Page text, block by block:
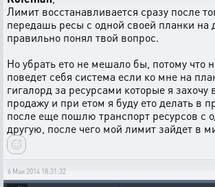
Лимит восстанавливается сразу после
передашь ресы с одной своей планки на
правильно понял твой вопрос.
Но убрать ето не мешало бы, потому что
поведет себя система если ко мне на
гигалорд за ресурсами которые я захочу
продажу и при етом я буду ето делать в
после еще пошлю транспорт ресурсов с
другую, после чего мой лимит зайдет в
6 Мая 2014 18:31:32